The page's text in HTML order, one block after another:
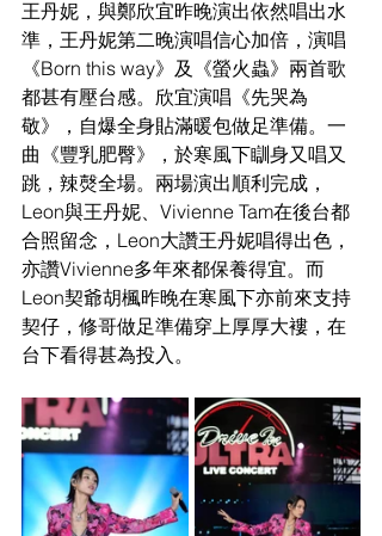
王丹妮，與鄭欣宜昨晚演出依然唱出水
準，王丹妮第二晚演唱信心加倍，演唱
《Born this way》及《螢火蟲》兩首歌
都甚有壓台感。欣宜演唱《先哭為
敬》，自爆全身貼滿暖包做足準備。一
曲《豐乳肥臀》，於寒風下瞓身又唱又
跳，辣㷫全場。兩場演出順利完成，
Leon與王丹妮、Vivienne Tam在後台都
合照留念，Leon大讚王丹妮唱得出色，
亦讚Vivienne多年來都保養得宜。而
Leon契爺胡楓昨晚在寒風下亦前來支持
契仔，修哥做足準備穿上厚厚大褸，在
台下看得甚為投入。